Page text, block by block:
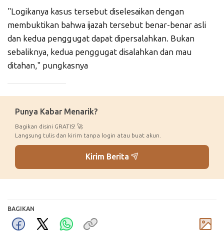
"Logikanya kasus tersebut diselesaikan dengan
membuktikan bahwa ijazah tersebut benar-benar asli
dan kedua penggugat dapat dipersalahkan. Bukan
sebaliknya, kedua penggugat disalahkan dan mau
ditahan," pungkasnya
Punya Kabar Menarik?
Bagikan disini GRATIS! 🚀
Langsung tulis dan kirim tanpa login atau buat akun.
Kirim Berita
BAGIKAN